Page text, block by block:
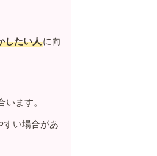
したい人に向
ます。
すい場合があ